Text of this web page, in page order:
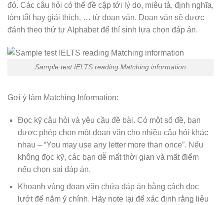
đó. Các câu hỏi có thể đề cập tới lý do, miêu tả, định nghĩa,
tóm tắt hay giải thích, … từ đoạn văn. Đoạn văn sẽ được
đánh theo thứ tự Alphabet để thí sinh lựa chọn đáp án.
Sample test IELTS reading Matching information
Gợi ý làm Matching Information:
Đọc kỹ câu hỏi và yêu cầu đề bài. Có một số đề, bạn
được phép chọn một đoạn văn cho nhiều câu hỏi khác
nhau – “You may use any letter more than once”. Nếu
không đọc kỹ, các bạn dễ mất thời gian và mất điểm
nếu chọn sai đáp án.
Khoanh vùng đoạn văn chứa đáp án bằng cách đọc
lướt để nắm ý chính. Hãy note lại để xác định rằng liệu